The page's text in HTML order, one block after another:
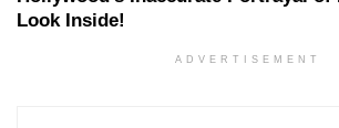
ADVERTISEMENT